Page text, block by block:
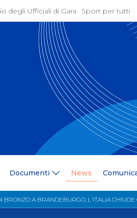
degli Ufficiali di Gara Sport per tutti
Documenti News
BRONZO A BRANDEBURGO, L'ITALIA CHIUDE